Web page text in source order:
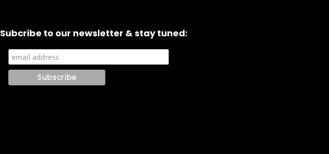
Subcribe to our newsletter & stay tuned: